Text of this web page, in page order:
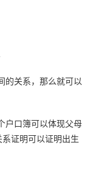
的关系，那么就可以
户口簿可以体现父母
证明可以证明出生